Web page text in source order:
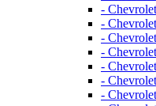
-
-
-
-
-
-
-